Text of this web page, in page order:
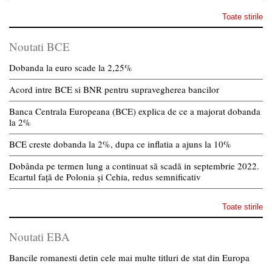
Toate stirile
Noutati BCE
Dobanda la euro scade la 2,25%
Acord intre BCE si BNR pentru supravegherea bancilor
Banca Centrala Europeana (BCE) explica de ce a majorat dobanda
la 2%
BCE creste dobanda la 2%, dupa ce inflatia a ajuns la 10%
Dobânda pe termen lung a continuat să scadă in septembrie 2022.
Ecartul față de Polonia și Cehia, redus semnificativ
Toate stirile
Noutati EBA
Bancile romanesti detin cele mai multe titluri de stat din Europa